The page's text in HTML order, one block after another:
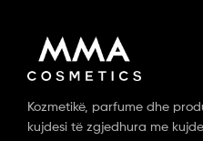
Kozmetikë, parfume dhe
kujdesi të zgjedhura me